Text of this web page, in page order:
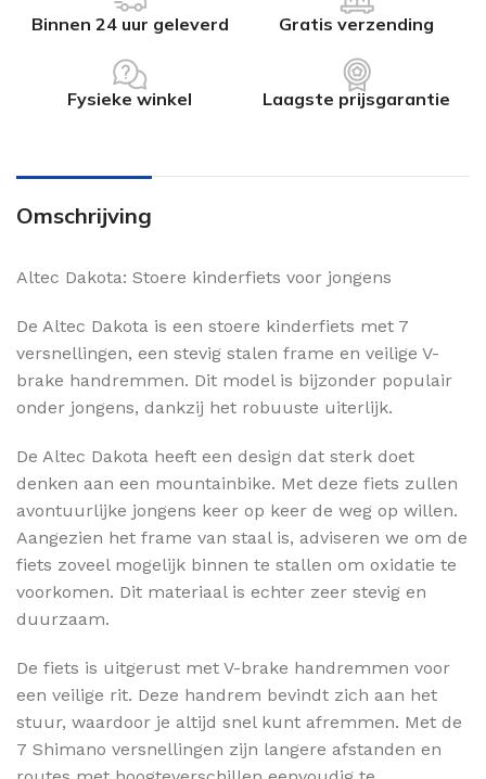
Binnen 24 uur geleverd Gratis verzending
Fysieke winkel Laagste prijsgarantie
Omschrijving
Altec Dakota: Stoere kinderfiets voor jongens
De Altec Dakota is een stoere kinderfiets met 7
versnellingen, een stevig stalen frame en veilige V-
brake handremmen. Dit model is bijzonder populair
onder jongens, dankzij het robuuste uiterlijk.
De Altec Dakota heeft een design dat sterk doet
denken aan een mountainbike. Met deze fiets zullen
avontuurlijke jongens keer op keer de weg op willen.
Aangezien het frame van staal is, adviseren we om de
fiets zoveel mogelijk binnen te stallen om oxidatie te
voorkomen. Dit materiaal is echter zeer stevig en
duurzaam.
De fiets is uitgerust met V-brake handremmen voor
een veilige rit. Deze handrem bevindt zich aan het
stuur, waardoor je altijd snel kunt afremmen. Met de
7 Shimano versnellingen zijn langere afstanden en